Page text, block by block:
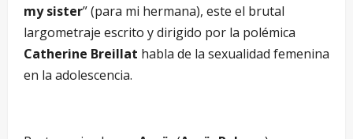
my sister” (para mi hermana), este el brutal
largometraje escrito y dirigido por la polémica
Catherine Breillat habla de la sexualidad femenina
en la adolescencia.